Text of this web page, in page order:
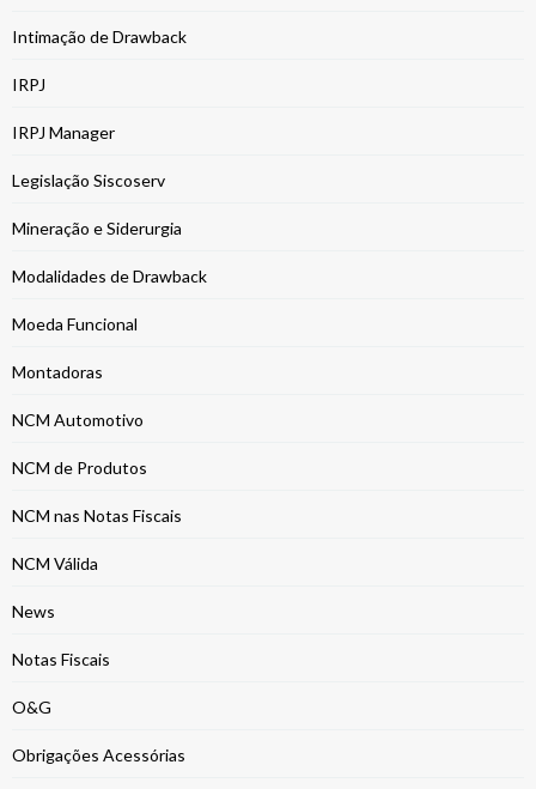
Intimação de Drawback
IRPJ
IRPJ Manager
Legislação Siscoserv
Mineração e Siderurgia
Modalidades de Drawback
Moeda Funcional
Montadoras
NCM Automotivo
NCM de Produtos
NCM nas Notas Fiscais
NCM Válida
News
Notas Fiscais
O&G
Obrigações Acessórias